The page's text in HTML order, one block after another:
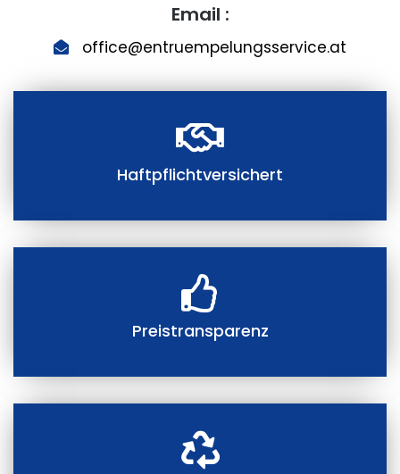
Email :
office@entruempelungsservice.at
Haftpflichtversichert
Preistransparenz